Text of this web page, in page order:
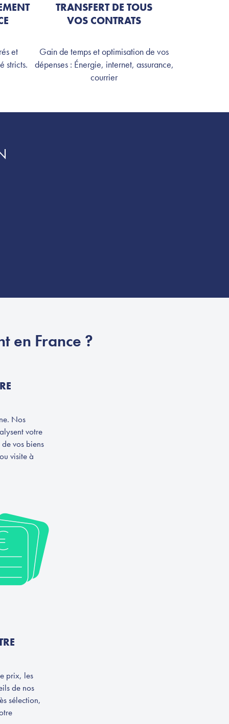
et
stricts.
TRANSFERT DE TOUS
VOS CONTRATS
Gain de temps et optimisation de vos
dépenses : Énergie, internet, assurance,
courrier
en France ?
Nos
votre
vos biens
visite à
prix, les
de nos
sélection,